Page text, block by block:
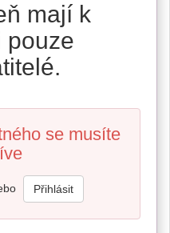
mají k
pouze
se musíte
Přihlásit